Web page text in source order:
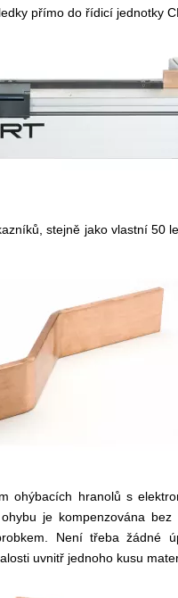
přímo do řídicí jednotky
stejně jako vlastní 50
ohýbacích hranolů s
je kompenzována
Není třeba žádné
uvnitř jednoho kusu